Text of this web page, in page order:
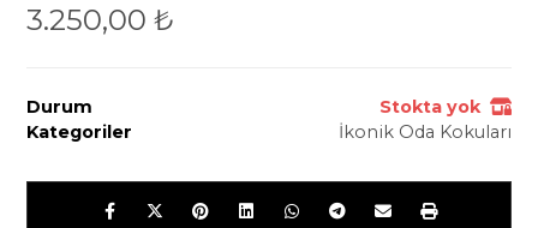
3.250,00₺
Durum
Stokta yok
Kategoriler
İkonik Oda Kokuları